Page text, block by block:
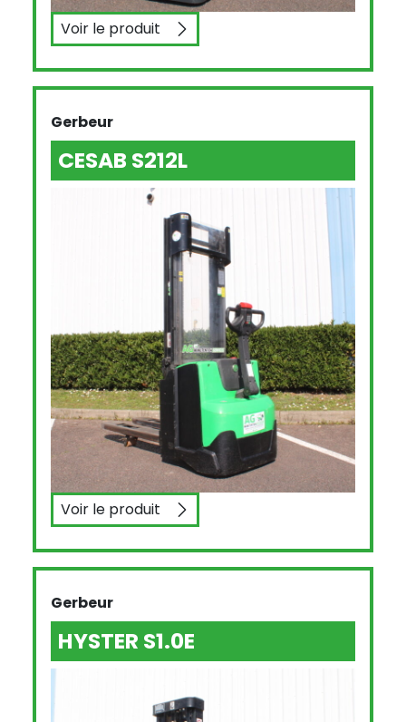
Voir le produitBAOLI ES10-N01
Gerbeur
CESAB S212L
Voir le produitCESAB S212L
Gerbeur
HYSTER S1.0E